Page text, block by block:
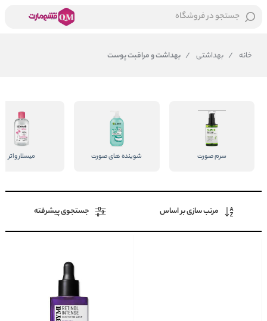
جستجو در فروشگاه
خانه / بهداشتی / بهداشت و مراقبت پوست
سرم صورت شوینده های صورت میسلار واتر
مرتب سازی بر اساس جستجوی پیشرفته